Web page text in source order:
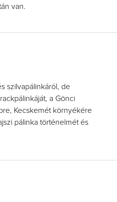
van.
szilvapálinkáról, de
a Gönci
Kecskemét környékére
pálinka történelmét és